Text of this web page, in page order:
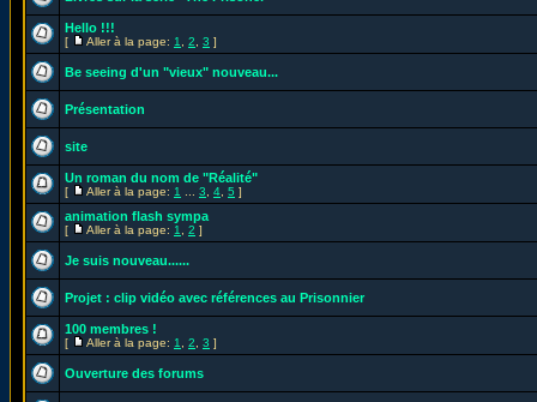
Hello !!!
[ Aller à la page: 1 2 3 ]
Be seeing d'un "vieux" nouveau...
Présentation
site
Un roman du nom de "Réalité"
[ Aller à la page: 1 3 4 5 ]
animation flash sympa
[ Aller à la page: 1 2 ]
Je suis nouveau......
Projet : clip vidéo avec références au Prisonnier
100 membres !
[ Aller à la page: 1 2 3 ]
Ouverture des forums